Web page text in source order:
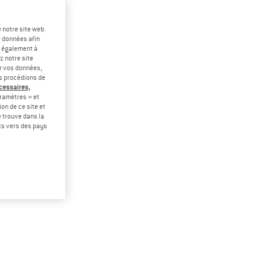
site web.
afin
à
notre site
données,
procédions de
» et
de ce site et
trouve dans la
vers des pays